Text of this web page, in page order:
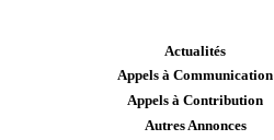
Actualités
Appels à Communication
Appels à Contribution
Autres Annonces